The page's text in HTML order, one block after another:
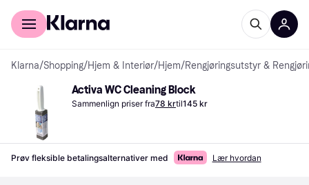
For kunder
Klarna/Shopping/Hjem & Interiør/Hjem/Rengjøringsutstyr &
Activa WC Cleaning Block
Sammenlign priser fra78 krtil145 kr
Prøv fleksible betalingsalternativer med Lær hvordan